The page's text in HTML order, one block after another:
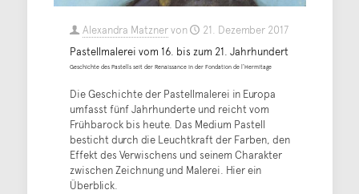
Alexandra Matznervon
21. Dezember 2017
Pastellmalerei vom 16. bis zum 21. Jahrhundert
Geschichte des Pastells seit der Renaissance in der Fondation de l’Hermitage
Die Geschichte der Pastellmalerei in Europa
umfasst fünf Jahrhunderte und reicht vom
Frühbarock bis heute. Das Medium Pastell
besticht durch die Leuchtkraft der Farben, den
Effekt des Verwischens und seinem Charakter
zwischen Zeichnung und Malerei. Hier ein
Überblick.